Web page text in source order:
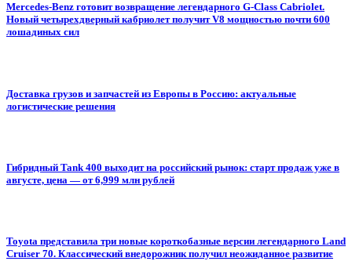
Mercedes-Benz готовит возвращение легендарного G-Class Cabriolet.
Новый четырехдверный кабриолет получит V8 мощностью почти 600
лошадиных сил
Доставка грузов и запчастей из Европы в Россию: актуальные
логистические решения
Гибридный Tank 400 выходит на российский рынок: старт продаж уже в
августе, цена — от 6,999 млн рублей
Toyota представила три новые короткобазные версии легендарного Land
Cruiser 70. Классический внедорожник получил неожиданное развитие